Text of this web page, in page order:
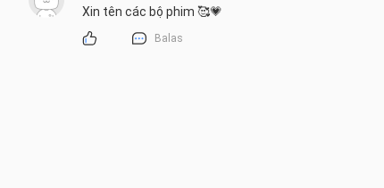
Xin tên các bộ phim 🥰💗
Balas